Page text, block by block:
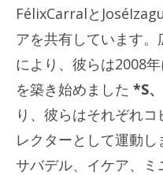
FélixCarralと
アを共有しています
により、彼らは2008
を築き始めました *S
り、彼らはそれぞれ
レクターとして運動し
サバデル、イケア、